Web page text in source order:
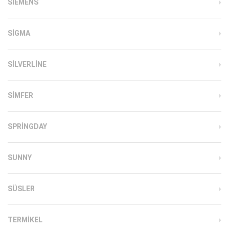
SIEMENS
SIGMA
SILVERLINE
SIMFER
SPRINGDAY
SUNNY
SÜSLER
TERMIKEL